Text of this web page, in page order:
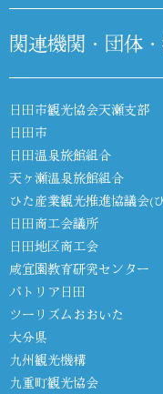
関連機関・団体
日田市観光協会天瀬支部
日田市
日田温泉旅館組合
天ヶ瀬温泉旅館組合
ひた産業観光推進協議会(
日田商工会議所
日田地区商工会
咸宜園教育研究センター
パトリア日田
ツーリズムおおいた
大分県
九州観光機構
九重町観光協会